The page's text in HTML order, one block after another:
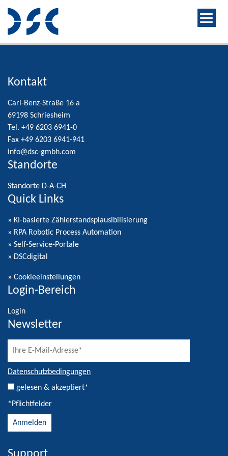
Kontakt
Carl-Benz-Straße 16 a
69198 Schriesheim
Tel. +49 6203 6941-0
Fax +49 6203 6941-941
info@dsc-gmbh.com
Standorte
Standorte D-A-CH
Quick Links
» KI-basierte Zählerstandsplausibilisierung
» RPA Robotic Process Automation
» Self-Service-Portale
» DSCdigital
» Cookieeinstellungen
Login-Bereich
Login
Newsletter
Datenschutzbedingungen
gelesen & akzeptiert*
*Pflichtfelder
Alternative: